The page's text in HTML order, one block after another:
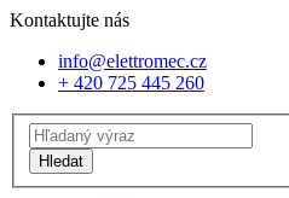
Kontaktujte nás
info@elettromec.cz
+ 420 725 445 260
Hledat